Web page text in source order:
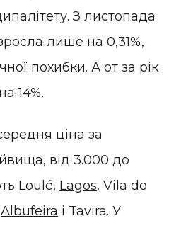
З листопада
лише на 0,31%,
похибки. А от за рік
14%.
ціна за
від 3.000 до
Loulé, Lagos, Vila do
Albufeira і Tavira. У